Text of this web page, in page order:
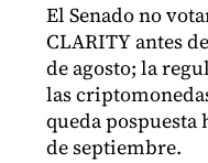
El Senado no
CLARITY antes
de agosto; la
las
queda pospuesta
de septiembre.